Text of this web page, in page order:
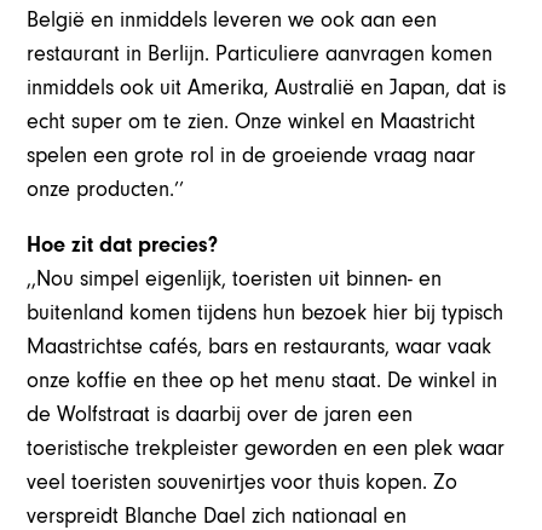
België en inmiddels leveren we ook aan een
restaurant in Berlijn. Particuliere aanvragen komen
inmiddels ook uit Amerika, Australië en Japan, dat is
echt super om te zien. Onze winkel en Maastricht
spelen een grote rol in de groeiende vraag naar
onze producten.’’
Hoe zit dat precies?
,,Nou simpel eigenlijk, toeristen uit binnen- en
buitenland komen tijdens hun bezoek hier bij typisch
Maastrichtse cafés, bars en restaurants, waar vaak
onze koffie en thee op het menu staat. De winkel in
de Wolfstraat is daarbij over de jaren een
toeristische trekpleister geworden en een plek waar
veel toeristen souvenirtjes voor thuis kopen. Zo
verspreidt Blanche Dael zich nationaal en